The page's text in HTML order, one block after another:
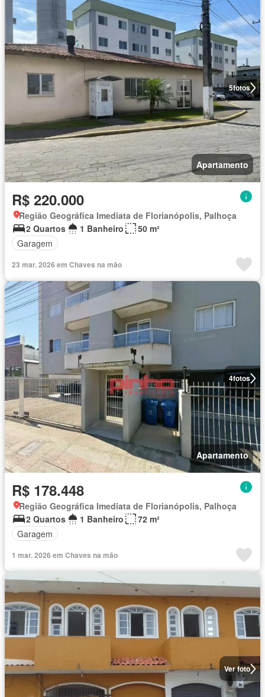
5fotos
Apartamento
R$ 220.000
Região Geográfica Imediata de Florianópolis, Palhoça
2 Quartos
1 Banheiro
50 m²
Garagem
23 mar. 2026 em Chaves na mão
4fotos
Apartamento
R$ 178.448
Região Geográfica Imediata de Florianópolis, Palhoça
2 Quartos
1 Banheiro
72 m²
Garagem
1 mar. 2026 em Chaves na mão
Ver foto